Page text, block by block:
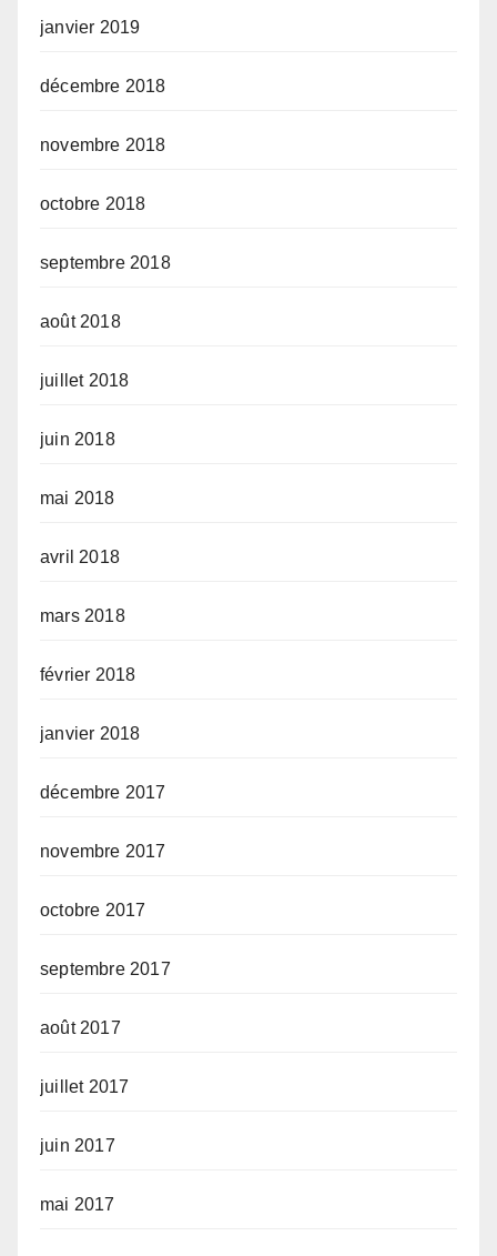
janvier 2019
décembre 2018
novembre 2018
octobre 2018
septembre 2018
août 2018
juillet 2018
juin 2018
mai 2018
avril 2018
mars 2018
février 2018
janvier 2018
décembre 2017
novembre 2017
octobre 2017
septembre 2017
août 2017
juillet 2017
juin 2017
mai 2017